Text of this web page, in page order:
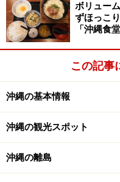
り、海風が身にしみる
に沖縄に来られる人は
おすすめします。
GWの沖縄旅は梅
ボリュー
ずほっこ
「沖縄食堂
この記事
沖縄の基本情報
沖縄の観光スポット
沖縄の離島